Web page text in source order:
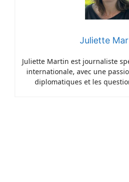
Juliette
Juliette Martin est journaliste
internationale, avec une
diplomatiques et les